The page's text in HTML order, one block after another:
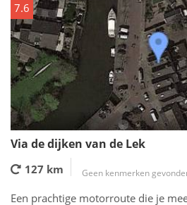
7.6
Via de dijken van de Lek
127 km Geen kenmerken
Een prachtige motorroute die je